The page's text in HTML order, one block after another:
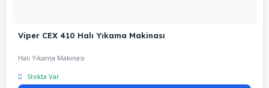
Viper CEX 410 Halı Yıkama Makinası
Halı Yıkama Makinası
Stokta Var